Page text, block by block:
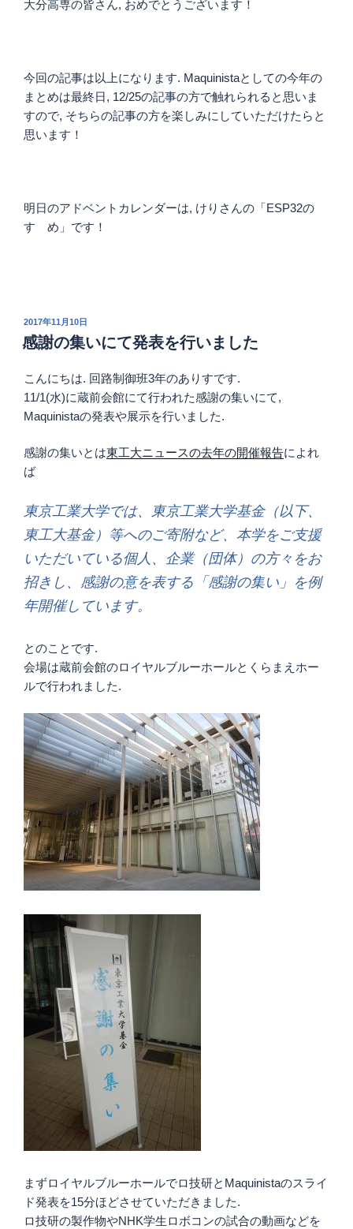
大分高専の皆さん, おめでとうございます！
今回の記事は以上になります. Maquinistaとしての今年の
まとめは最終日, 12/25の記事の方で触れられると思いま
すので, そちらの記事の方を楽しみにしていただけたらと
思います！
明日のアドベントカレンダーは, けりさんの「ESP32の
すゝめ」です！
投
稿
日:
2017年11月10日
感謝の集いにて発表を行いました
こんにちは. 回路制御班3年のありすです.
11/1(水)に蔵前会館にて行われた感謝の集いにて,
Maquinistaの発表や展示を行いました.
感謝の集いとは東工大ニュースの去年の開催報告によれ
ば
東京工業大学では、東京工業大学基金（以下、
東工大基金）等へのご寄附など、本学をご支援
いただいている個人、企業（団体）の方々をお
招きし、感謝の意を表する「感謝の集い」を例
年開催しています。
とのことです.
会場は蔵前会館のロイヤルブルーホールとくらまえホー
ルで行われました.
まずロイヤルブルーホールでロ技研とMaquinistaのスライ
ド発表を15分ほどさせていただきました.
ロ技研の製作物やNHK学生ロボコンの試合の動画などを